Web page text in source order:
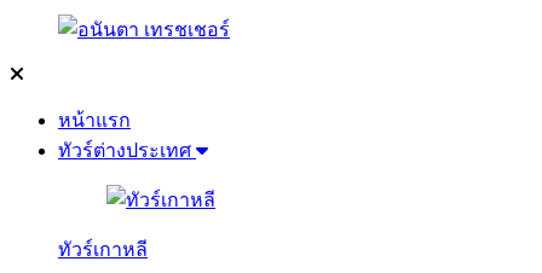
หน้าแรก
ทัวร์ต่างประเทศ
ทัวร์เกาหลี